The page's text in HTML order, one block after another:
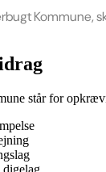
Kommune,
står for
digelag